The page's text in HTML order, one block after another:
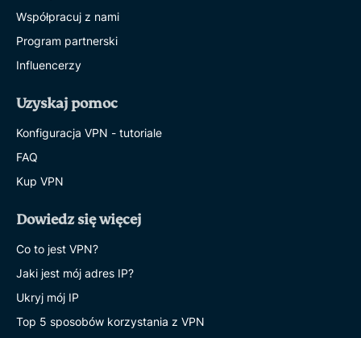
Współpracuj z nami
Program partnerski
Influencerzy
Uzyskaj pomoc
Konfiguracja VPN - tutoriale
FAQ
Kup VPN
Dowiedz się więcej
Co to jest VPN?
Jaki jest mój adres IP?
Ukryj mój IP
Top 5 sposobów korzystania z VPN